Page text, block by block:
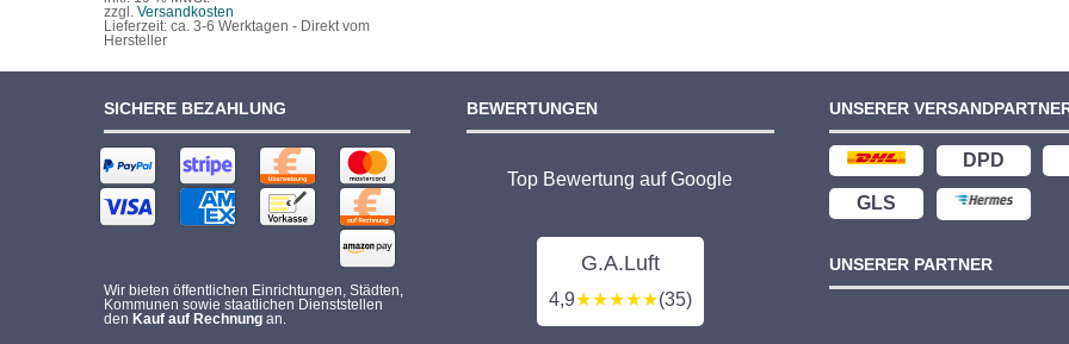
zzgl. Versandkosten
Lieferzeit: ca. 3-6 Werktagen - Direkt vom
Hersteller
SICHERE BEZAHLUNG
Wir bieten öffentlichen Einrichtungen, Städten,
Kommunen sowie staatlichen Dienststellen
den Kauf auf Rechnungan.
BEWERTUNGEN
Top Bewertung auf Google
G.A.Luft
4,9★★★★★(35)
UNSERER
DPD
GLS
UNSERER PARTNER